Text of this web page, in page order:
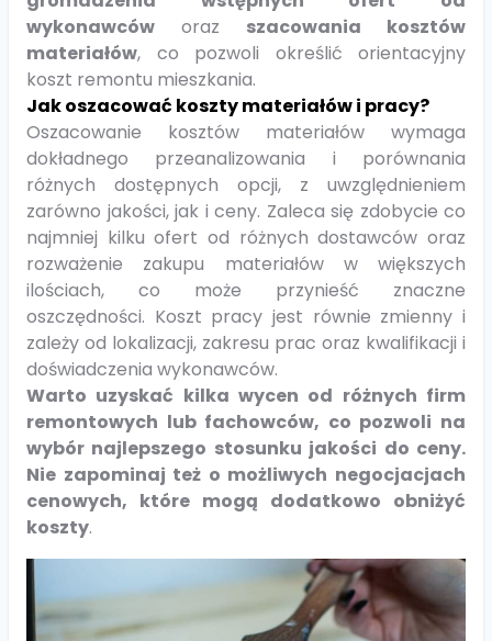
wykonawców oraz szacowania kosztów
materiałów, co pozwoli określić orientacyjny
koszt remontu mieszkania.
Jak oszacować koszty materiałów i pracy?
Oszacowanie kosztów materiałów wymaga
dokładnego przeanalizowania i porównania
różnych dostępnych opcji, z uwzględnieniem
zarówno jakości, jak i ceny. Zaleca się zdobycie co
najmniej kilku ofert od różnych dostawców oraz
rozważenie zakupu materiałów w większych
ilościach, co może przynieść znaczne
oszczędności. Koszt pracy jest równie zmienny i
zależy od lokalizacji, zakresu prac oraz kwalifikacji i
doświadczenia wykonawców.
Warto uzyskać kilka wycen od różnych firm
remontowych lub fachowców, co pozwoli na
wybór najlepszego stosunku jakości do ceny.
Nie zapominaj też o możliwych negocjacjach
cenowych, które mogą dodatkowo obniżyć
koszty.